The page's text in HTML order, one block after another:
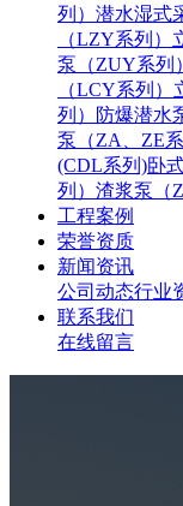
列） 潜水湿式
（LZY系列）
泵（ZUY系列）
（LCY系列）
列）
防爆潜水
泵（ZA、ZE系
(CDL系列)卧
列） 渣浆泵（
工程案例
荣誉资质
新闻资讯
公司动态行业
联系我们
在线留言